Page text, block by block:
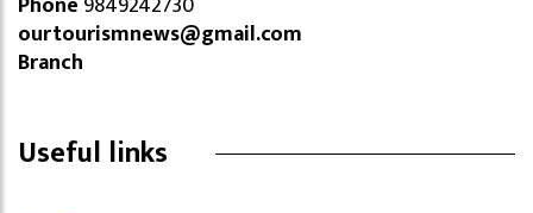
ourtourismnews@gmail.com
Branch
Useful links